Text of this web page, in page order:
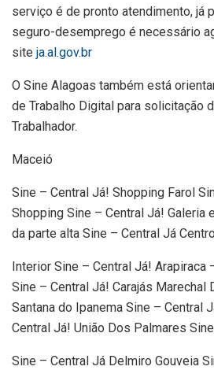
serviço é de pronto atendimento, já
seguro-desemprego é necessário
site ja.al.gov.br
O Sine Alagoas também está
de Trabalho Digital para solicitação
Trabalhador.
Maceió
Sine – Central Já! Shopping Farol
Shopping Sine – Central Já! Galeria
da parte alta Sine – Central Já Centro
Interior Sine – Central Já! Arapiraca
Sine – Central Já! Carajás Marechal
Santana do Ipanema Sine – Central
Central Já! União Dos Palmares
Sine – Central Já Delmiro Gouveia